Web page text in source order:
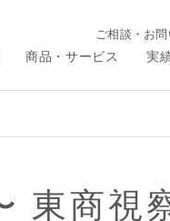
ご相談・お
商品・サービス 実
東商視